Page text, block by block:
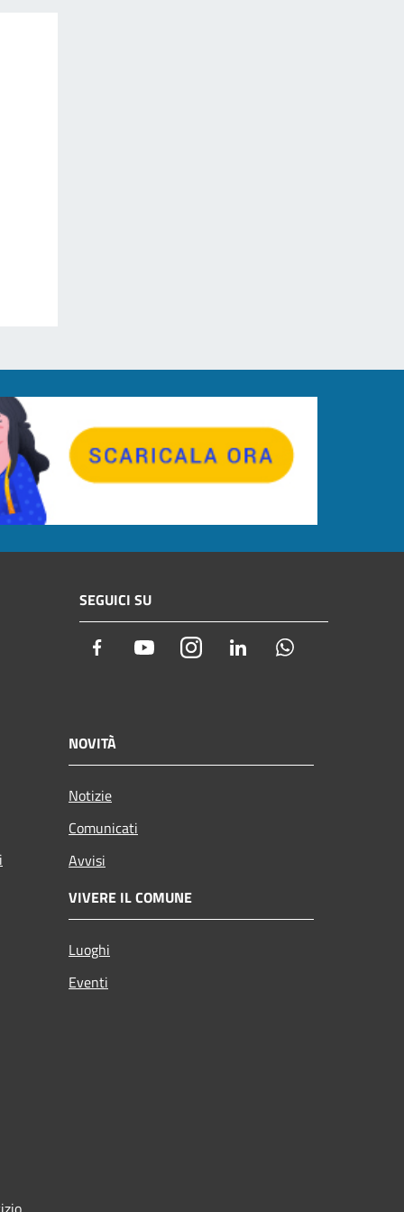
SEGUICI SU
Facebook YoutubeInstagramLinkedIn
NOVITÀ
Notizie
Comunicati
Avvisi
VIVERE IL COMUNE
Luoghi
Eventi